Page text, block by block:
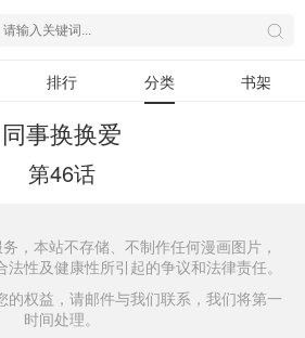
排行 分类 书架
同事换换爱
第46话
，本站不存储、不制作任何漫画图片，
性及健康性所引起的争议和法律责任。
的权益，请邮件与我们联系，我们将第一
时间处理。